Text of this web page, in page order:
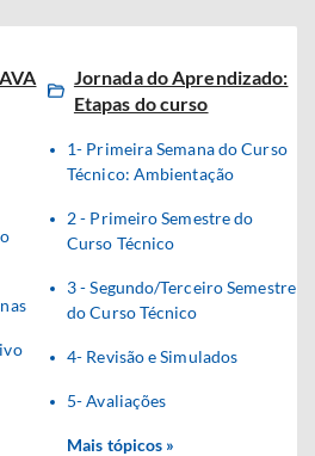
Jornada do Aprendizado:
Etapas do curso
1- Primeira Semana do Curso
Técnico: Ambientação
2 - Primeiro Semestre do
Curso Técnico
3 - Segundo/Terceiro Semestre
do Curso Técnico
4- Revisão e Simulados
5- Avaliações
Mais tópicos »